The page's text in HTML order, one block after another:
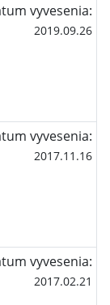
vyvesenia:
2019.09.26
vyvesenia:
2017.11.16
vyvesenia:
2017.02.21